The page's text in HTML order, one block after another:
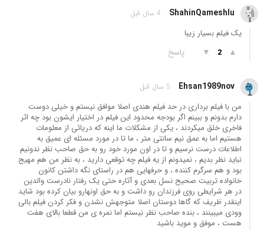
ShahinQameshlu 4 سال قبل
یک فیلم بسیار زیبا
▲
2
▼ پاسخ
Ehsan1989nov 5 سال قبل
من با فیلم برداری در حد فیلم هندی اصلا موافق نیستم و خیلی دوست
دارم بدونم و ببینم اگر بودجه محدود این فیلم در اختیار ایشون بود چه اثر
فاخری خلق میکردند ، یکی از مشکلات ما اینه که دریائی از معلومات
هستیم اما به عمق نیم سانتی متر ، ما تا در مورد مسئله ای عمیق به
اطلاعات درست نرسیم و تا در اون مورد خود رو به حق صاحب نظر ندونیم
نباید نظر بدیم ، نمیدونم از یه فیلم چه توقعی دارید ، به نظر من هم مهیج
بود و هم سرگرم کننده ، و حرفهایی هم در راستای نگه داشتن کانون
خانواده تربیت صحیح نسل بعدی و آثاره حتی یک رفتار نادرست والدین
در هر شرایطی روی فرزندان رو داشت و به حق اونهارو بیان کرده بود شاید
اینقدر ظریف که گاها دوستان اصلا متوجهش نشدن و فکر کردن فیلم بالی
وودی میبینند ، بنده صاحب نظر نیستم اما نمره ی من قطعا بالای هفت
هست ، موفق و موید باشید